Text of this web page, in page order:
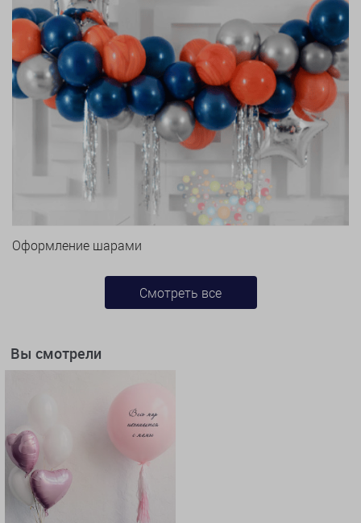
Оформление шарами
Смотреть все
Вы смотрели